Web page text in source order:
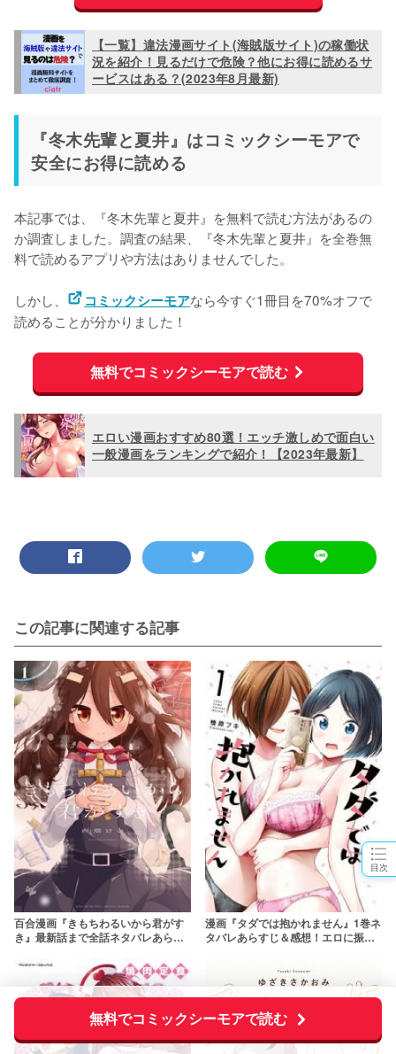
目次
【一覧】違法漫画サイト(海賊版サイト)の稼働状
況を紹介！見るだけで危険？他にお得に読めるサ
ービスはある？(2023年8月最新)
『冬木先輩と夏井』はコミックシーモアで
安全にお得に読める
本記事では、『冬木先輩と夏井』を無料で読む方法があるの
か調査しました。調査の結果、『冬木先輩と夏井』を全巻無
料で読めるアプリや方法はありませんでした。
しかし、 コミックシーモアなら今すぐ1冊目を70%オフで
読めることが分かりました！
無料でコミックシーモアで読む
エロい漫画おすすめ80選！エッチ激しめで面白い
一般漫画をランキングで紹介！【2023年最新】
無料でコミックシーモアで読む
この記事に関連する記事
百合漫画『きもちわるいから君がす
き』最新話まで全話ネタバレあらす
の百合
漫画『タダでは抱かれません』1巻ネ
タバレあらすじ＆感想！エロに振り